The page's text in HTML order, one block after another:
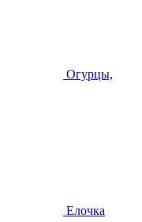
Огурцы,
Елочка